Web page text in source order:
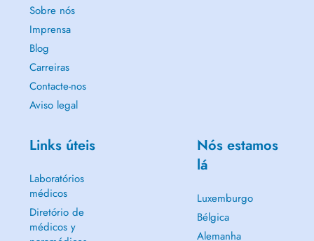
Sobre nós
Imprensa
Blog
Carreiras
Contacte-nos
Aviso legal
Links úteis
Laboratórios
médicos
Diretório de
médicos y
Nós estamos
lá
Luxemburgo
Bélgica
Alemanha